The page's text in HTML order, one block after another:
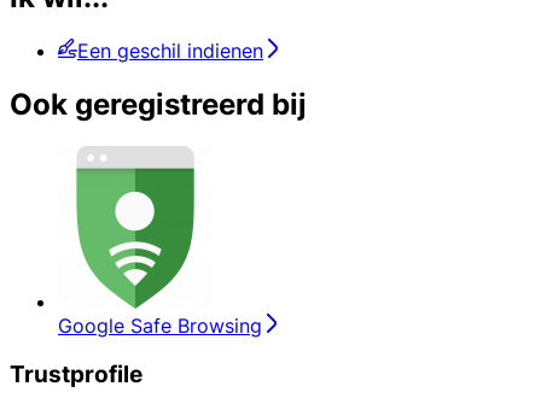
Een geschil indienen
Ook geregistreerd bij
Google Safe Browsing
Trustprofile